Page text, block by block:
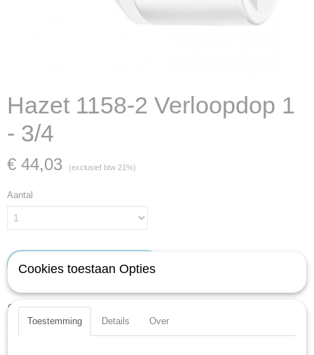
Hazet 1158-2 Verloopdop 1
- 3/4
€ 44,03 (exclusief btw 21%)
Aantal
IN WINKELWAGEN
Specificaties
Productcode
Cookies toestaan Opties
Toestemming Details Over